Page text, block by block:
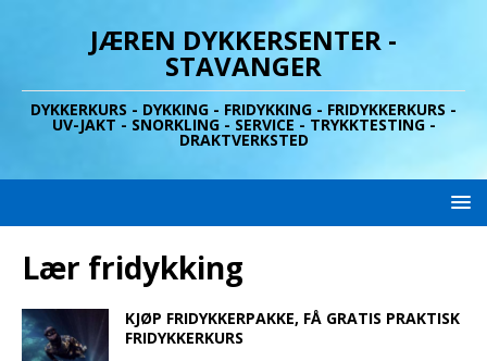
JÆREN DYKKERSENTER -
STAVANGER
DYKKERKURS - DYKKING - FRIDYKKING - FRIDYKKERKURS -
UV-JAKT - SNORKLING - SERVICE - TRYKKTESTING -
DRAKTVERKSTED
Lær fridykking
KJØP FRIDYKKERPAKKE, FÅ GRATIS PRAKTISK
FRIDYKKERKURS